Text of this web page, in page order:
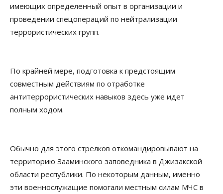
имеющих определенный опыт в организации и
проведении спецопераций по нейтрализации
террористических групп.
По крайней мере, подготовка к предстоящим
совместным действиям по отработке
антитеррористических навыков здесь уже идет
полным ходом.
Обычно для этого стрелков откомандировывают на
территорию Зааминского заповедника в Джизакской
области республики. По некоторым данным, именно
эти военнослужащие помогали местным силам МЧС в